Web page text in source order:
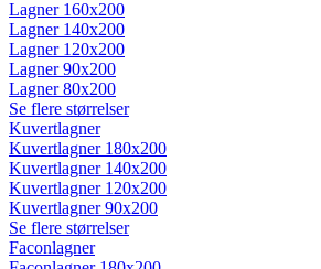
Lagner 160x200
Lagner 140x200
Lagner 120x200
Lagner 90x200
Lagner 80x200
Se flere størrelser
Kuvertlagner
Kuvertlagner 180x200
Kuvertlagner 140x200
Kuvertlagner 120x200
Kuvertlagner 90x200
Se flere størrelser
Faconlagner